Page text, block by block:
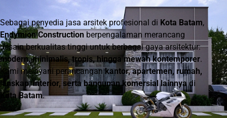
Sebagai penyedia jasa arsitek profesional di Kota Batam,
Endymion Construction berpengalaman merancang
desain berkualitas tinggi untuk berbagai gaya arsitektur:
modern, minimalis, tropis, hingga mewah kontemporer.
Kami melayani perancangankantor, apartemen, rumah,
lanskap, interior, serta bangunan komersial lainnyadi
Kota Batam.